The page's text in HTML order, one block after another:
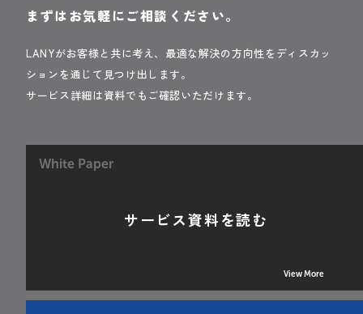
まずはお気軽にご相談ください。
LANYがお客様と共に考え、最適な解決の方向性をディスカッ
ションを通じて見つけ出します。
サービス詳細は資料でもご確認いただけます。
White Paper
サービス資料を読む
View More